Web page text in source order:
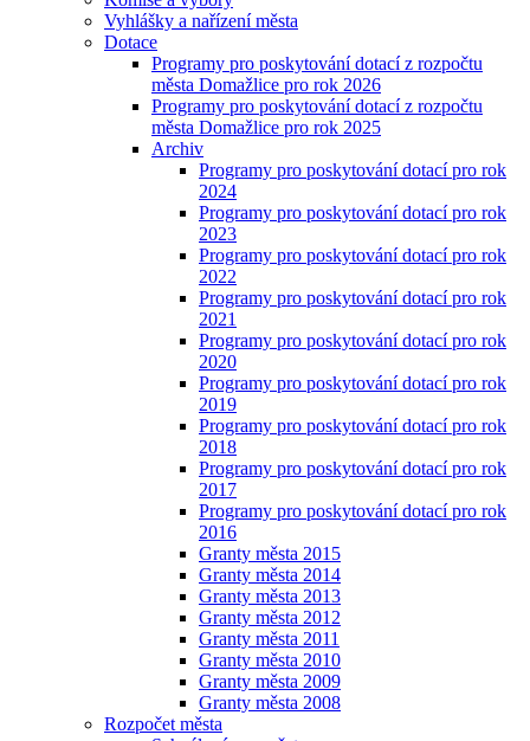
Vyhlášky a nařízení města
Dotace
Programy pro poskytování dotací z rozpočtu
města Domažlice pro rok 2026
Programy pro poskytování dotací z rozpočtu
města Domažlice pro rok 2025
Archiv
Programy pro poskytování dotací pro rok
2024
Programy pro poskytování dotací pro rok
2023
Programy pro poskytování dotací pro rok
2022
Programy pro poskytování dotací pro rok
2021
Programy pro poskytování dotací pro rok
2020
Programy pro poskytování dotací pro rok
2019
Programy pro poskytování dotací pro rok
2018
Programy pro poskytování dotací pro rok
2017
Programy pro poskytování dotací pro rok
2016
Granty města 2015
Granty města 2014
Granty města 2013
Granty města 2012
Granty města 2011
Granty města 2010
Granty města 2009
Granty města 2008
Rozpočet města